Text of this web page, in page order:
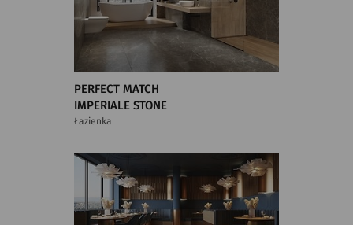
PERFECT MATCH
IMPERIALE STONE
Łazienka